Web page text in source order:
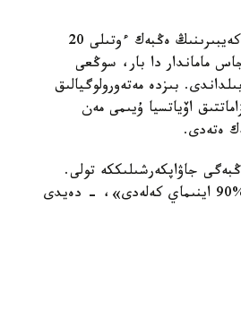
- مەتەورولوگيالىق قىزمەتتە ەڭبەك تاجىريبەسى مول ماماندار جۇمىس ىستەيدى، كەيبىرىنىڭ ەڭبەك ءوتىلى 20
ماماندار دا بار، سوڭعى
استام ادام جۇمىسقا قابىلداندى. بىزدە مەتەورولوگيالىق
اۆياتسيا ۇيىمى مەن
ەتەدى.
جاۋاپكەرشىلىككە تولى.
«دەگەنمەن جوعارى دالدىكتى زاماناۋي قۇرىلعىلاردىڭ ارقاسىندا ايتقانىمىزدىڭ %90 اينىماي كەلەدى»، - دەيدى